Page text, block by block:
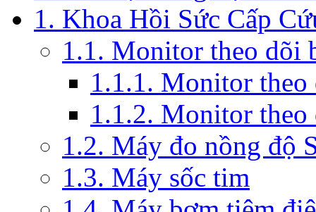
1. Khoa Hồi Sức Cấp
1.1. Monitor theo dõi
1.1.1. Monitor theo
1.1.2. Monitor
1.2. Máy đo nồng độ
1.3. Máy sốc tim